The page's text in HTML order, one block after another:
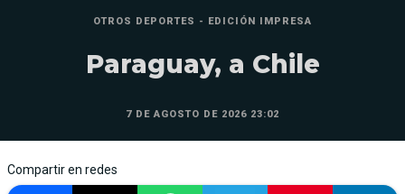
OTROS DEPORTES - EDICIÓN IMPRESA
Paraguay, a Chile
7 DE AGOSTO DE 2026 23:02
Compartir en redes